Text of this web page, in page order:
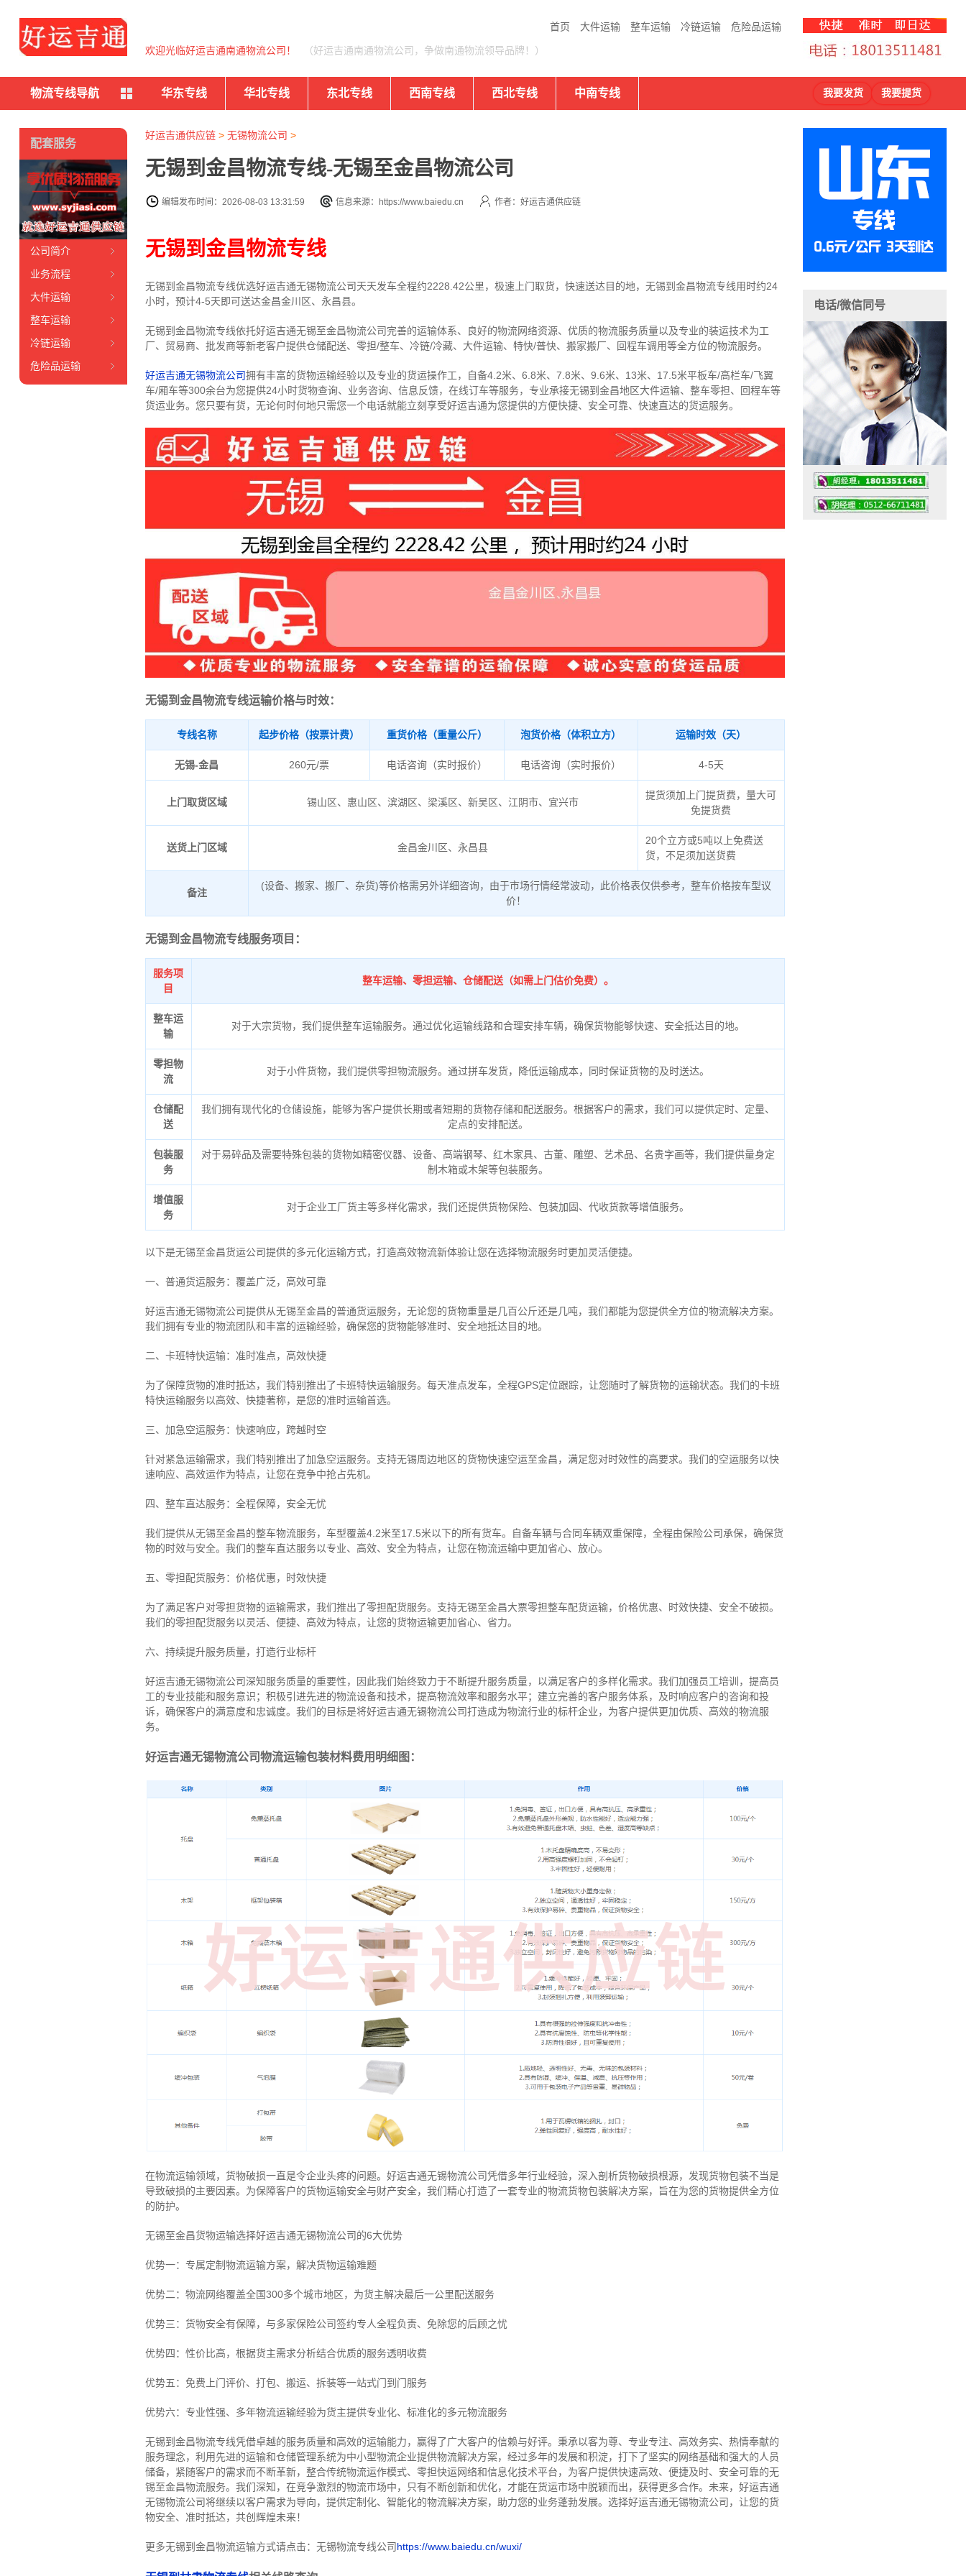
首页 大件运输 整车运输 冷链运输 危险品运输
欢迎光临好运吉通南通物流公司！ （好运吉通南通物流公司，争做南通物流领导品牌！）
物流专线导航 华东专线 华北专线 东北专线 西南专线 西北专线 中南专线 我要发货 我要提货
好运吉通供应链> 无锡物流公司 >
无锡到金昌物流专线-无锡至金昌物流公司
编辑发布时间：2026-08-03 13:31:59 信息来源：https://www.baiedu.cn 作者：好运吉通供应链
无锡到金昌物流专线
无锡到金昌物流专线优选好运吉通无锡物流公司天天发车全程约2228.42公里， 极速上门取货，快速送达目的地，无锡到金昌物流专线用时约24
小时，预计4-5天即可送达金昌金川区、永昌县。
无锡到金昌物流专线依托好运吉通无锡至金昌物流公司完善的运输体系、良好的物流网络资源、优质的物流服务质量以及专业的装运技术为工
厂、贸易商、批发商等新老客户提供仓储配送、零担/整车、冷链/冷藏、大件运输、特快/普快、搬家搬厂、回程车调用等全方位的物流服务。
好运吉通无锡物流公司拥有丰富的货物运输经验以及专业的货运操作工，自备4.2米、6.8米、7.8米、9.6米、13米、17.5米平板车/高栏车/飞翼
车/厢车等300余台为您提供24小时货物查询、业务咨询、信息反馈，在线订车等服务， 专业承接无锡到金昌地区大件运输、整车零担、回程车等
货运业务。 您只要有货，无论何时何地只需您一个电话就能立刻享受好运吉通为您提供的方便快捷、安全可靠、快速直达的货运服务。
无锡到金昌物流专线运输价格与时效：
专线名称 起步价格（按票计费） 重货价格（重量公斤） 泡货价格（体积立方） 运输时效（天）
无锡-金昌 260元/票 电话咨询（实时报价） 电话咨询（实时报价） 4-5天
上门取货区域 锡山区、惠山区、滨湖区、梁溪区、新吴区、江阴市、宜兴市
提货须加上门提货费，量大可
免提货费
送货上门区域 金昌金川区、永昌县
20个立方或5吨以上免费送
货，不足须加送货费
备注
(设备、搬家、搬厂、杂货)等价格需另外详细咨询，由于市场行情经常波动，此价格表仅供参考，整车价格按车型议
价！
无锡到金昌物流专线服务项目：
服务项
目
整车运输、零担运输、仓储配送（如需上门估价免费）。
整车运
输
对于大宗货物，我们提供整车运输服务。通过优化运输线路和合理安排车辆，确保货物能够快速、安全抵达目的地。
零担物
流
对于小件货物，我们提供零担物流服务。通过拼车发货，降低运输成本，同时保证货物的及时送达。
仓储配
送
我们拥有现代化的仓储设施，能够为客户提供长期或者短期的货物存储和配送服务。根据客户的需求，我们可以提供定时、定量、
定点的安排配送。
包装服
务
对于易碎品及需要特殊包装的货物如精密仪器、设备、高端钢琴、红木家具、古董、雕塑、艺术品、名贵字画等，我们提供量身定
制木箱或木架等包装服务。
增值服
务
对于企业工厂货主等多样化需求，我们还提供货物保险、包装加固、代收货款等增值服务。
以下是无锡至金昌货运公司提供的多元化运输方式，打造高效物流新体验让您在选择物流服务时更加灵活便捷。
一、普通货运服务：覆盖广泛，高效可靠
好运吉通无锡物流公司提供从无锡至金昌的普通货运服务，无论您的货物重量是几百公斤还是几吨，我们都能为您提供全方位的物流解决方案。
我们拥有专业的物流团队和丰富的运输经验，确保您的货物能够准时、安全地抵达目的地。
二、卡班特快运输：准时准点，高效快捷
为了保障货物的准时抵达，我们特别推出了卡班特快运输服务。每天准点发车，全程GPS定位跟踪，让您随时了解货物的运输状态。我们的卡班
特快运输服务以高效、快捷著称，是您的准时运输首选。
三、加急空运服务：快速响应，跨越时空
针对紧急运输需求，我们特别推出了加急空运服务。支持无锡周边地区的货物快速空运至金昌，满足您对时效性的高要求。我们的空运服务以快
速响应、高效运作为特点，让您在竞争中抢占先机。
四、整车直达服务：全程保障，安全无忧
我们提供从无锡至金昌的整车物流服务，车型覆盖4.2米至17.5米以下的所有货车。自备车辆与合同车辆双重保障，全程由保险公司承保，确保货
物的时效与安全。我们的整车直达服务以专业、高效、安全为特点，让您在物流运输中更加省心、放心。
五、零担配货服务：价格优惠，时效快捷
为了满足客户对零担货物的运输需求，我们推出了零担配货服务。支持无锡至金昌大票零担整车配货运输，价格优惠、时效快捷、安全不破损。
我们的零担配货服务以灵活、便捷、高效为特点，让您的货物运输更加省心、省力。
六、持续提升服务质量，打造行业标杆
好运吉通无锡物流公司深知服务质量的重要性，因此我们始终致力于不断提升服务质量，以满足客户的多样化需求。我们加强员工培训，提高员
工的专业技能和服务意识；积极引进先进的物流设备和技术，提高物流效率和服务水平；建立完善的客户服务体系，及时响应客户的咨询和投
诉，确保客户的满意度和忠诚度。我们的目标是将好运吉通无锡物流公司打造成为物流行业的标杆企业，为客户提供更加优质、高效的物流服
务。
好运吉通无锡物流公司物流运输包装材料费用明细图：
在物流运输领域，货物破损一直是令企业头疼的问题。好运吉通无锡物流公司凭借多年行业经验，深入剖析货物破损根源，发现货物包装不当是
导致破损的主要因素。为保障客户的货物运输安全与财产安全，我们精心打造了一套专业的物流货物包装解决方案，旨在为您的货物提供全方位
的防护。
无锡至金昌货物运输选择好运吉通无锡物流公司的6大优势
优势一：专属定制物流运输方案，解决货物运输难题
优势二：物流网络覆盖全国300多个城市地区，为货主解决最后一公里配送服务
优势三：货物安全有保障，与多家保险公司签约专人全程负责、免除您的后顾之忧
优势四：性价比高，根据货主需求分析结合优质的服务透明收费
优势五：免费上门评价、打包、搬运、拆装等一站式门到门服务
优势六：专业性强、多年物流运输经验为货主提供专业化、标准化的多元物流服务
无锡到金昌物流专线凭借卓越的服务质量和高效的运输能力，赢得了广大客户的信赖与好评。 秉承以客为尊、专业专注、高效务实、热情奉献的
服务理念，利用先进的运输和仓储管理系统为中小型物流企业提供物流解决方案，经过多年的发展和积淀，打下了坚实的网络基础和强大的人员
储备，紧随客户的需求而不断革新，整合传统物流运作模式、零担快运网络和信息化技术平台，为客户提供快速高效、便捷及时、安全可靠的无
锡至金昌物流服务。 我们深知，在竞争激烈的物流市场中，只有不断创新和优化，才能在货运市场中脱颖而出，获得更多合作。 未来，好运吉通
无锡物流公司将继续以客户需求为导向，提供定制化、智能化的物流解决方案，助力您的业务蓬勃发展。选择好运吉通无锡物流公司，让您的货
物安全、准时抵达，共创辉煌未来！
更多无锡到金昌物流运输方式请点击：无锡物流专线公司https://www.baiedu.cn/wuxi/
配套服务
公司简介
业务流程
大件运输
整车运输
冷链运输
危险品运输
电话/微信同号